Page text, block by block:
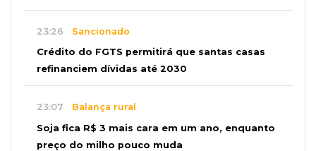
23:26 Sancionado
Crédito do FGTS permitirá que santas casas
refinanciem dívidas até 2030
23:07 Balança rural
Soja fica R$ 3 mais cara em um ano, enquanto
preço do milho pouco muda